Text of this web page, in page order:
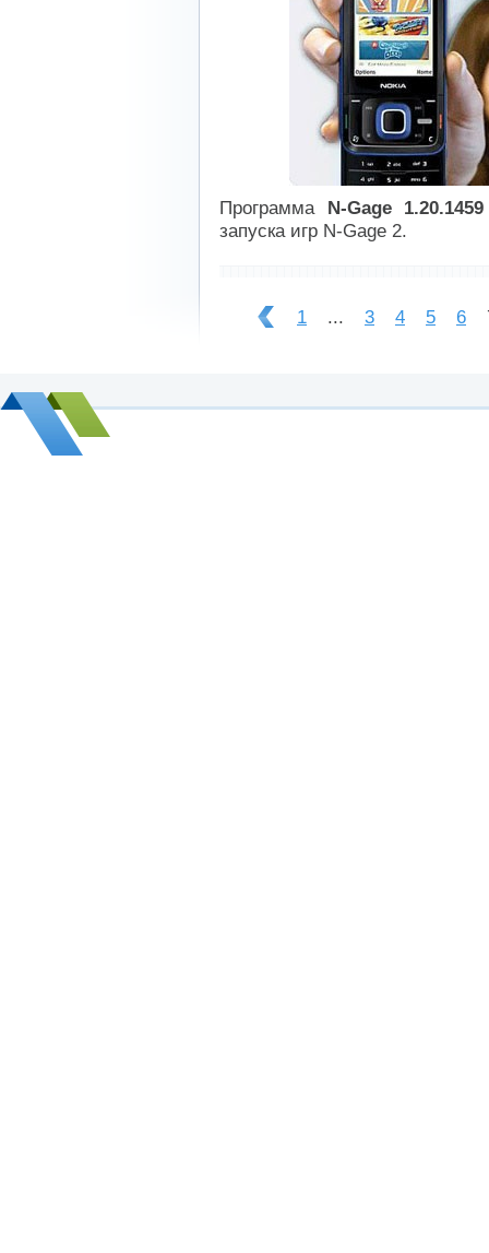
Программа N-Gage 1.20.1459
запуска игр N-Gage 2.
1 ... 3 4 5 6